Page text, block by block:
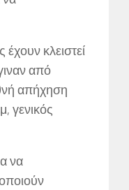
κλειστεί
από
απήχηση
γενικός
να